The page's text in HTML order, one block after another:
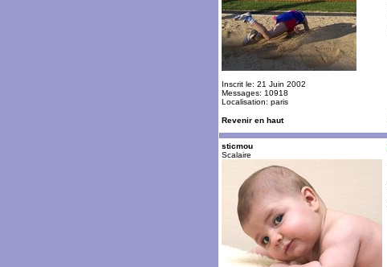
Inscrit le: 21 Juin 2002
Messages: 10918
Localisation: paris
Revenir en haut
sticmou
Scalaire